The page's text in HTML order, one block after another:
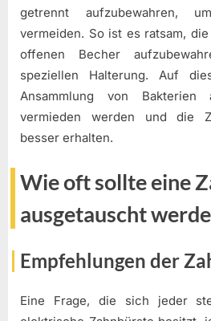
getrennt aufzubewahren,
vermeiden. So ist es ratsam,
offenen Becher
speziellen Halterung. Auf
Ansammlung von
vermieden werden und die
besser erhalten.
Wie oft sollte eine
ausgetauscht
Empfehlungen der
Eine Frage, die sich jeder